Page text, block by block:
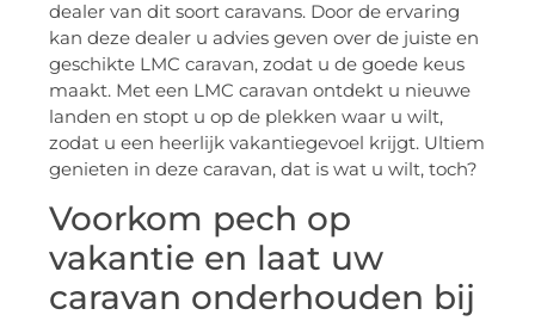
dealer van dit soort caravans. Door de ervaring
kan deze dealer u advies geven over de juiste en
geschikte LMC caravan, zodat u de goede keus
maakt. Met een LMC caravan ontdekt u nieuwe
landen en stopt u op de plekken waar u wilt,
zodat u een heerlijk vakantiegevoel krijgt. Ultiem
genieten in deze caravan, dat is wat u wilt, toch?
Voorkom pech op
vakantie en laat uw
caravan onderhouden bij